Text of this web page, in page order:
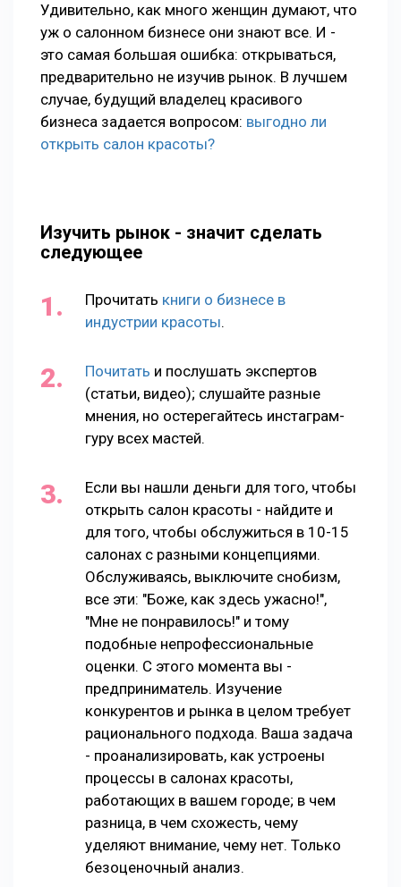
Удивительно, как много женщин думают, что
уж о салонном бизнесе они знают все. И -
это самая большая ошибка: открываться,
предварительно не изучив рынок. В лучшем
случае, будущий владелец красивого
бизнеса задается вопросом: выгодно ли
открыть салон красоты?
Изучить рынок - значит сделать
следующее
Прочитать книги о бизнесе в
индустрии красоты.
Почитать и послушать экспертов
(статьи, видео); слушайте разные
мнения, но остерегайтесь инстаграм-
гуру всех мастей.
Если вы нашли деньги для того, чтобы
открыть салон красоты - найдите и
для того, чтобы обслужиться в 10-15
салонах с разными концепциями.
Обслуживаясь, выключите снобизм,
все эти: "Боже, как здесь ужасно!",
"Мне не понравилось!" и тому
подобные непрофессиональные
оценки. С этого момента вы -
предприниматель. Изучение
конкурентов и рынка в целом требует
рационального подхода. Ваша задача
- проанализировать, как устроены
процессы в салонах красоты,
работающих в вашем городе; в чем
разница, в чем схожесть, чему
уделяют внимание, чему нет. Только
безоценочный анализ.